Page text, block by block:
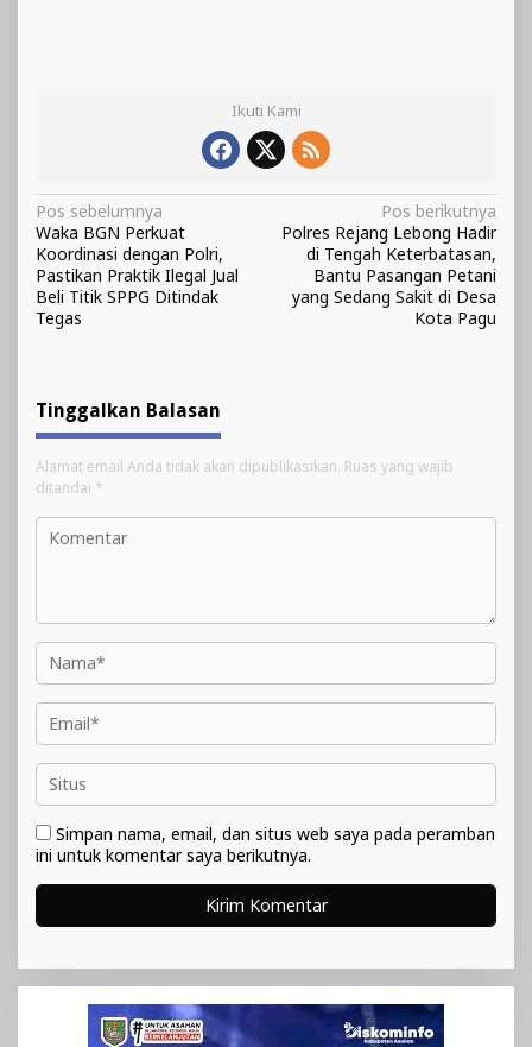
Ikuti Kami
Navigasi
pos
Pos sebelumnya
Waka BGN Perkuat
Koordinasi dengan Polri,
Pastikan Praktik Ilegal Jual
Beli Titik SPPG Ditindak
Tegas
Pos berikutnya
Polres Rejang Lebong Hadir
di Tengah Keterbatasan,
Bantu Pasangan Petani
yang Sedang Sakit di Desa
Kota Pagu
Tinggalkan Balasan
Alamat email Anda tidak akan dipublikasikan. Ruas yang wajib
ditandai *
Simpan nama, email, dan situs web saya pada peramban
ini untuk komentar saya berikutnya.